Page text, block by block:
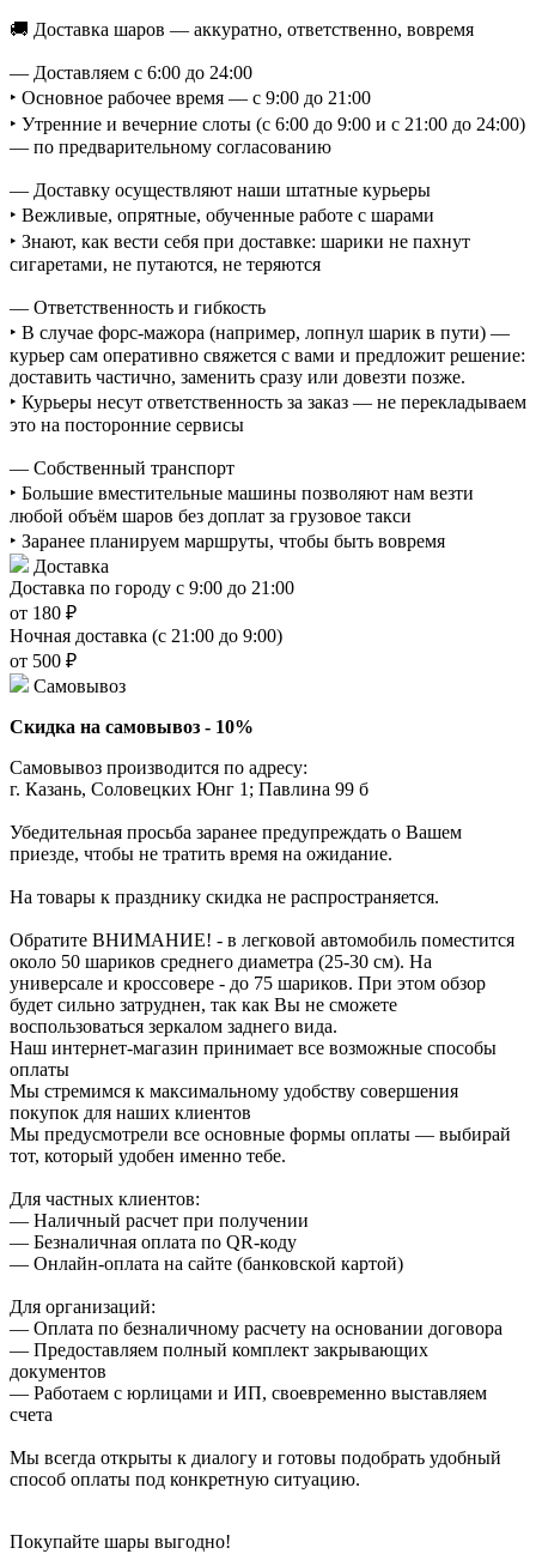
🚚 Доставка шаров — аккуратно, ответственно, вовремя
— Доставляем с 6:00 до 24:00
‣ Основное рабочее время — с 9:00 до 21:00
‣ Утренние и вечерние слоты (с 6:00 до 9:00 и с 21:00 до 24:00)
— по предварительному согласованию
— Доставку осуществляют наши штатные курьеры
‣ Вежливые, опрятные, обученные работе с шарами
‣ Знают, как вести себя при доставке: шарики не пахнут
сигаретами, не путаются, не теряются
— Ответственность и гибкость
‣ В случае форс-мажора (например, лопнул шарик в пути) —
курьер сам оперативно свяжется с вами и предложит решение:
доставить частично, заменить сразу или довезти позже.
‣ Курьеры несут ответственность за заказ — не перекладываем
это на посторонние сервисы
— Собственный транспорт
‣ Большие вместительные машины позволяют нам везти
любой объём шаров без доплат за грузовое такси
‣ Заранее планируем маршруты, чтобы быть вовремя
Доставка
Доставка по городу с 9:00 до 21:00
от 180 ₽
Ночная доставка (с 21:00 до 9:00)
от 500 ₽
Самовывоз
Скидка на самовывоз - 10%
Самовывоз производится по адресу:
г. Казань, Соловецких Юнг 1; Павлина 99 б
Убедительная просьба заранее предупреждать о Вашем
приезде, чтобы не тратить время на ожидание.
На товары к празднику скидка не распространяется.
Обратите ВНИМАНИЕ! - в легковой автомобиль поместится
около 50 шариков среднего диаметра (25-30 см). На
универсале и кроссовере - до 75 шариков. При этом обзор
будет сильно затруднен, так как Вы не сможете
воспользоваться зеркалом заднего вида.
Наш интернет-магазин принимает все возможные способы
оплаты
Мы стремимся к максимальному удобству совершения
покупок для наших клиентов
Мы предусмотрели все основные формы оплаты — выбирай
тот, который удобен именно тебе.
Для частных клиентов:
— Наличный расчет при получении
— Безналичная оплата по QR-коду
— Онлайн-оплата на сайте (банковской картой)
Для организаций:
— Оплата по безналичному расчету на основании договора
— Предоставляем полный комплект закрывающих
документов
— Работаем с юрлицами и ИП, своевременно выставляем
счета
Мы всегда открыты к диалогу и готовы подобрать удобный
способ оплаты под конкретную ситуацию.
Покупайте шары выгодно!